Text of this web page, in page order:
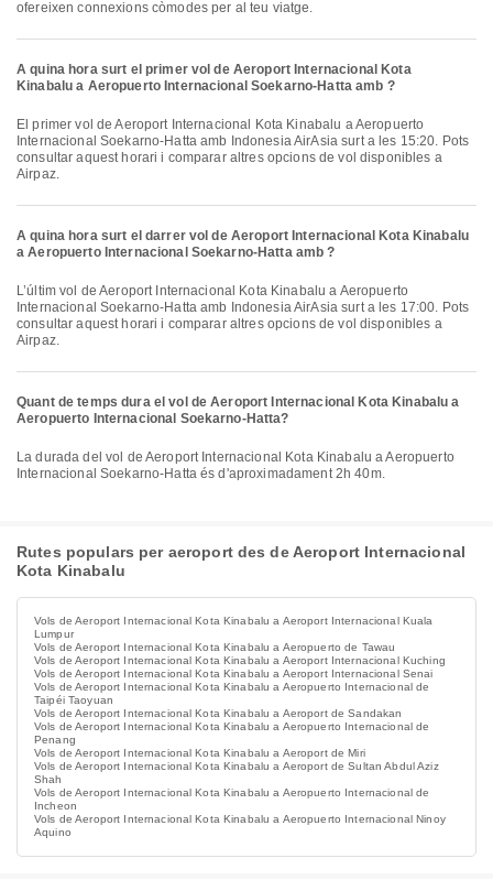
ofereixen connexions còmodes per al teu viatge.
A quina hora surt el primer vol de Aeroport Internacional Kota
Kinabalu a Aeropuerto Internacional Soekarno-Hatta amb ?
El primer vol de Aeroport Internacional Kota Kinabalu a Aeropuerto
Internacional Soekarno-Hatta amb Indonesia AirAsia surt a les 15:20. Pots
consultar aquest horari i comparar altres opcions de vol disponibles a
Airpaz.
A quina hora surt el darrer vol de Aeroport Internacional Kota Kinabalu
a Aeropuerto Internacional Soekarno-Hatta amb ?
L’últim vol de Aeroport Internacional Kota Kinabalu a Aeropuerto
Internacional Soekarno-Hatta amb Indonesia AirAsia surt a les 17:00. Pots
consultar aquest horari i comparar altres opcions de vol disponibles a
Airpaz.
Quant de temps dura el vol de Aeroport Internacional Kota Kinabalu a
Aeropuerto Internacional Soekarno-Hatta?
La durada del vol de Aeroport Internacional Kota Kinabalu a Aeropuerto
Internacional Soekarno-Hatta és d'aproximadament 2h 40m.
Rutes populars per aeroport des de Aeroport Internacional
Kota Kinabalu
Vols de Aeroport Internacional Kota Kinabalu a Aeroport Internacional Kuala
Lumpur
Vols de Aeroport Internacional Kota Kinabalu a Aeropuerto de Tawau
Vols de Aeroport Internacional Kota Kinabalu a Aeroport Internacional Kuching
Vols de Aeroport Internacional Kota Kinabalu a Aeroport Internacional Senai
Vols de Aeroport Internacional Kota Kinabalu a Aeropuerto Internacional de
Taipéi Taoyuan
Vols de Aeroport Internacional Kota Kinabalu a Aeroport de Sandakan
Vols de Aeroport Internacional Kota Kinabalu a Aeropuerto Internacional de
Penang
Vols de Aeroport Internacional Kota Kinabalu a Aeroport de Miri
Vols de Aeroport Internacional Kota Kinabalu a Aeroport de Sultan Abdul Aziz
Shah
Vols de Aeroport Internacional Kota Kinabalu a Aeropuerto Internacional de
Incheon
Vols de Aeroport Internacional Kota Kinabalu a Aeropuerto Internacional Ninoy
Aquino